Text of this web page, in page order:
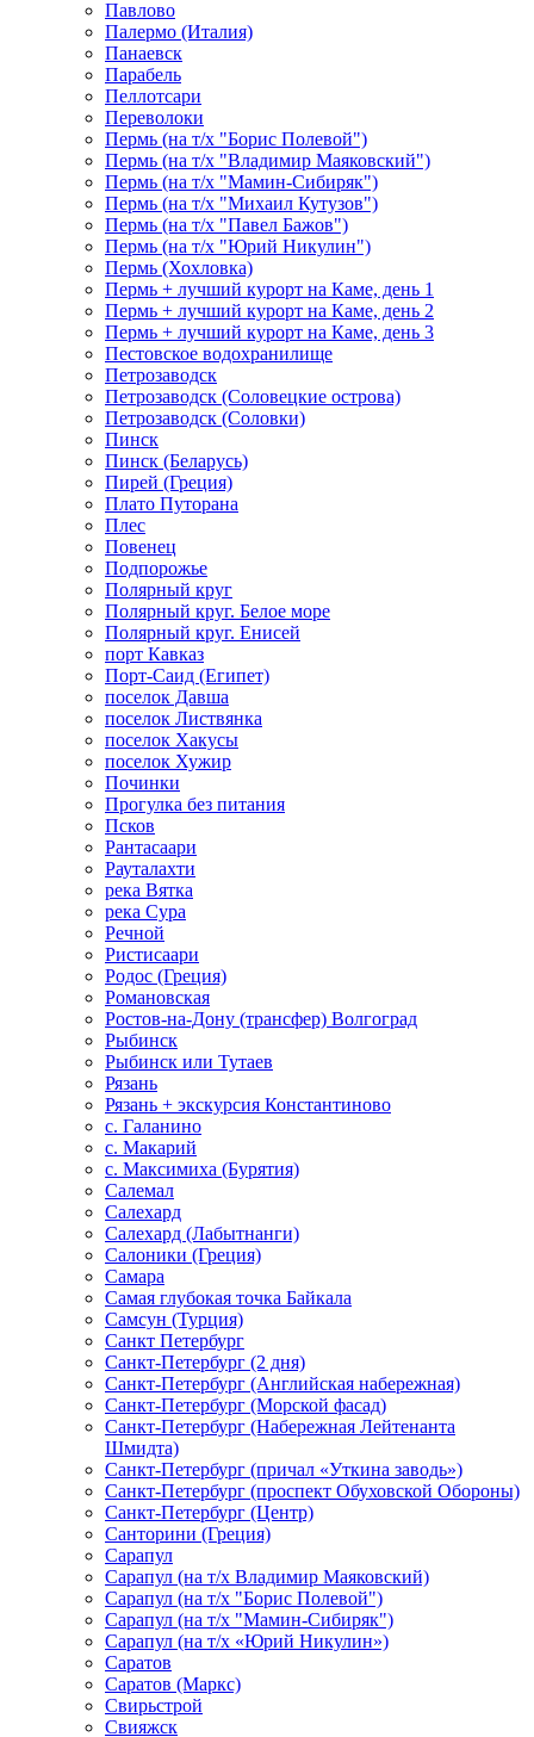
Павлово
Палермо (Италия)
Панаевск
Парабель
Пеллотсари
Переволоки
Пермь (на т/х "Борис Полевой")
Пермь (на т/х "Владимир Маяковский")
Пермь (на т/х "Мамин-Сибиряк")
Пермь (на т/х "Михаил Кутузов")
Пермь (на т/х "Павел Бажов")
Пермь (на т/х "Юрий Никулин")
Пермь (Хохловка)
Пермь + лучший курорт на Каме, день 1
Пермь + лучший курорт на Каме, день 2
Пермь + лучший курорт на Каме, день 3
Пестовское водохранилище
Петрозаводск
Петрозаводск (Соловецкие острова)
Петрозаводск (Соловки)
Пинск
Пинск (Беларусь)
Пирей (Греция)
Плато Путорана
Плес
Повенец
Подпорожье
Полярный круг
Полярный круг. Белое море
Полярный круг. Енисей
порт Кавказ
Порт-Саид (Египет)
поселок Давша
поселок Листвянка
поселок Хакусы
поселок Хужир
Починки
Прогулка без питания
Псков
Рантасаари
Рауталахти
река Вятка
река Сура
Речной
Ристисаари
Родос (Греция)
Романовская
Ростов-на-Дону (трансфер) Волгоград
Рыбинск
Рыбинск или Тутаев
Рязань
Рязань + экскурсия Константиново
с. Галанино
с. Макарий
с. Максимиха (Бурятия)
Салемал
Салехард
Салехард (Лабытнанги)
Салоники (Греция)
Самара
Самая глубокая точка Байкала
Самсун (Турция)
Санкт Петербург
Санкт-Петербург (2 дня)
Санкт-Петербург (Английская набережная)
Санкт-Петербург (Морской фасад)
Санкт-Петербург (Набережная Лейтенанта
Шмидта)
Санкт-Петербург (причал «Уткина заводь»)
Санкт-Петербург (проспект Обуховской Обороны)
Санкт-Петербург (Центр)
Санторини (Греция)
Сарапул
Сарапул (на т/х Владимир Маяковский)
Сарапул (на т/х "Борис Полевой")
Сарапул (на т/х "Мамин-Сибиряк")
Сарапул (на т/х «Юрий Никулин»)
Саратов
Саратов (Маркс)
Свирьстрой
Свияжск